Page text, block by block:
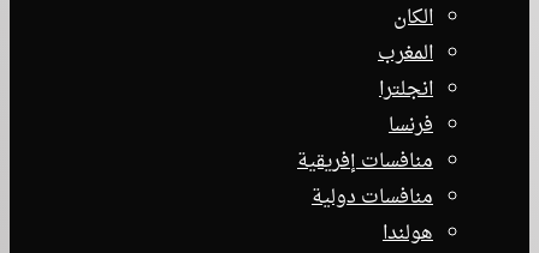
الكان
المغرب
انجلترا
فرنسا
منافسات إفريقية
منافسات دولية
هولندا